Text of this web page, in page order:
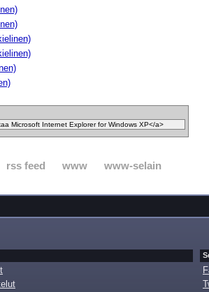
rss feed www www-selain